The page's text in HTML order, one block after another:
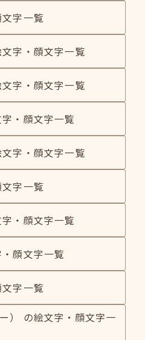
字一覧
字・顔文字一覧
字・顔文字一覧
・顔文字一覧
字・顔文字一覧
字一覧
・顔文字一覧
顔文字一覧
字一覧
） の絵文字・顔文字一